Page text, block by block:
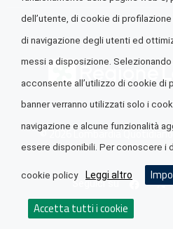
© 2026 Lombardia
Seguici su
dell’utente, di cookie di
di navigazione degli utenti ed
messi a disposizione.
acconsente all’utilizzo di cookie di
banner verranno utilizzati solo i
navigazione e alcune funzionalità
essere disponibili. Per conoscere i
cookie policy Leggi altro
Accetta tutti i cookie